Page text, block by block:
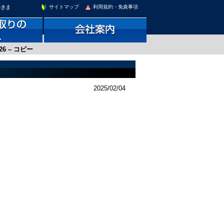
ま
利用規約・免責事項
サイトマップ
– コピー
2025/02/04